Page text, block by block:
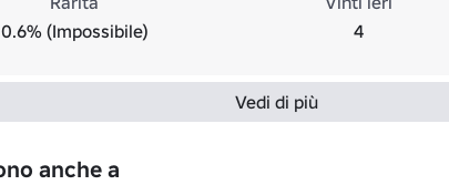
0.6% (Impossibile)
4
Vedi di più
anche a